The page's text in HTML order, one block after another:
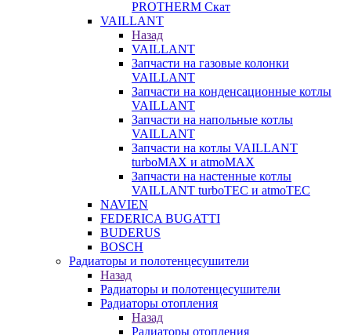
PROTHERM Скат
VAILLANT
Назад
VAILLANT
Запчасти на газовые колонки
VAILLANT
Запчасти на конденсационные котлы
VAILLANT
Запчасти на напольные котлы
VAILLANT
Запчасти на котлы VAILLANT
turboMAX и atmoMAX
Запчасти на настенные котлы
VAILLANT turboTEC и atmoTEC
NAVIEN
FEDERICA BUGATTI
BUDERUS
BOSCH
Радиаторы и полотенцесушители
Назад
Радиаторы и полотенцесушители
Радиаторы отопления
Назад
Радиаторы отопления